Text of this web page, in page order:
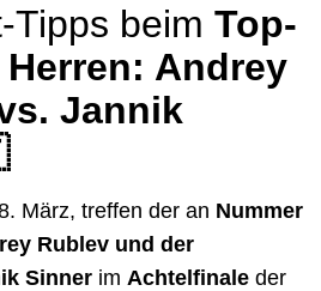
Tipps beim Top-
Andrey
Jannik
März, treffen der an Nummer
Rublev und der
Sinner im Achtelfinale der